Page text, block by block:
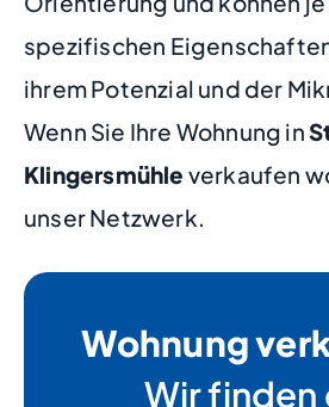
spezifischen
ihrem Potenzial und der
Wenn Sie Ihre Wohnung in
Klingersmühle verkaufen
unser Netzwerk.
Wohnung
Wir finden